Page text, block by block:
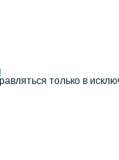
только в